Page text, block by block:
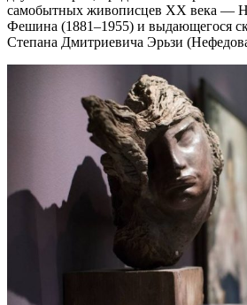
самобытных живописцев ХХ века —
Фешина (1881–1955) и выдающегося
Степана Дмитриевича Эрьзи